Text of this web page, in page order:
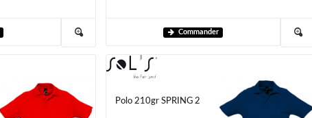
Commander
Polo 210gr SPRING 2